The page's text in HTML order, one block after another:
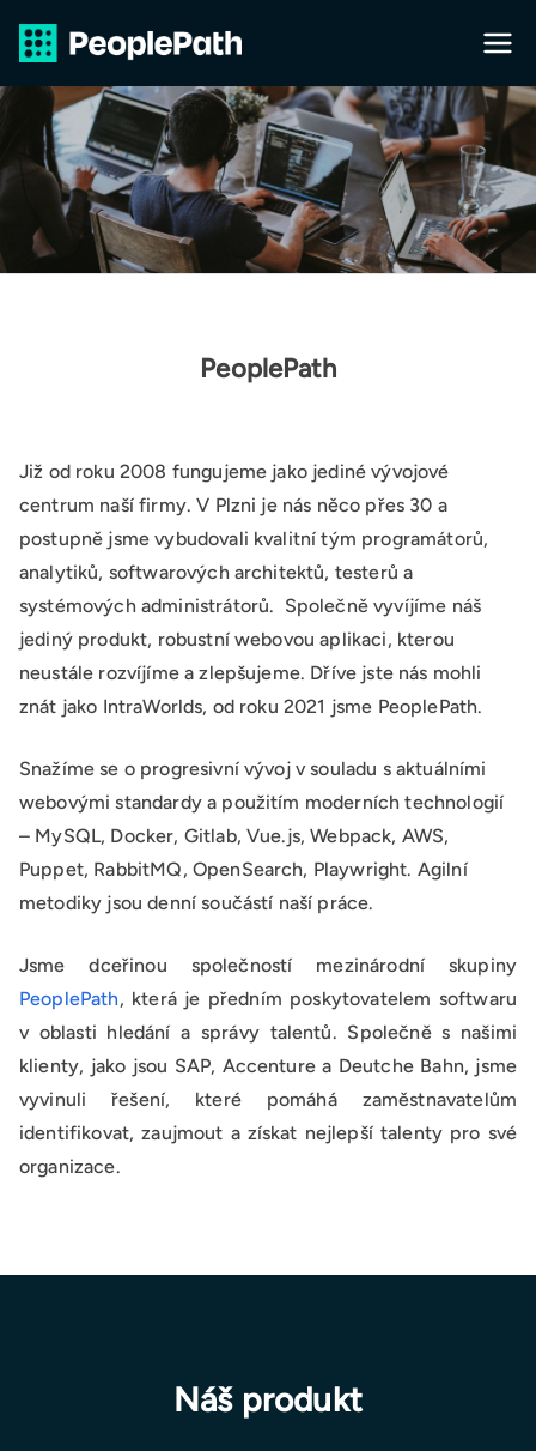
obsah
PeopleP
ath s.r.o.
PeoplePath
Již od roku 2008 fungujeme jako jediné vývojové
centrum naší firmy. V Plzni je nás něco přes 30 a
postupně jsme vybudovali kvalitní tým programátorů,
analytiků, softwarových architektů, testerů a
systémových administrátorů. Společně vyvíjíme náš
jediný produkt, robustní webovou aplikaci, kterou
neustále rozvíjíme a zlepšujeme. Dříve jste nás mohli
znát jako IntraWorlds, od roku 2021 jsme PeoplePath.
Snažíme se o progresivní vývoj v souladu s aktuálními
webovými standardy a použitím moderních technologií
– MySQL, Docker, Gitlab, Vue.js, Webpack, AWS,
Puppet, RabbitMQ, OpenSearch, Playwright. Agilní
metodiky jsou denní součástí naší práce.
Jsme dceřinou společností mezinárodní skupiny
PeoplePath, která je předním poskytovatelem softwaru
v oblasti hledání a správy talentů. Společně s našimi
klienty, jako jsou SAP, Accenture a Deutche Bahn, jsme
vyvinuli řešení, které pomáhá zaměstnavatelům
identifikovat, zaujmout a získat nejlepší talenty pro své
organizace.
Náš produkt